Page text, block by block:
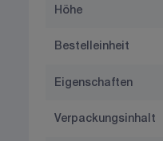
Höhe
Bestelleinheit
Eigenschaften
Verpackungsinhalt